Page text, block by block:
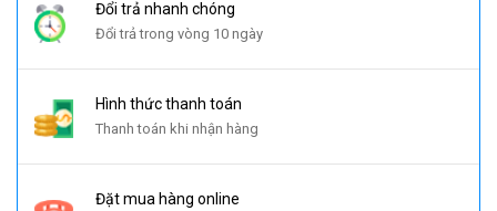
Đổi trả nhanh chóng
Đổi trả trong vòng 10 ngày
Hình thức thanh toán
Thanh toán khi nhận hàng
Đặt mua hàng online